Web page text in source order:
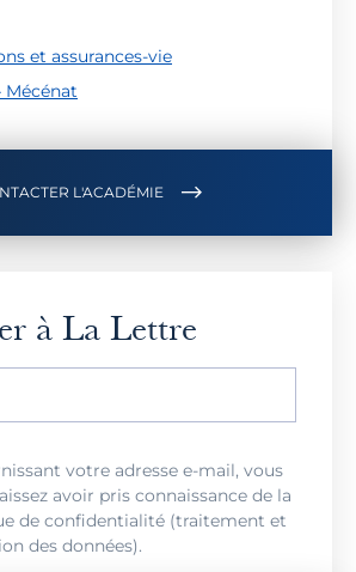
et assurances-vie
Mécénat
L'ACADÉMIE
à La Lettre
votre adresse e-mail, vous
avoir pris connaissance de la
de confidentialité (traitement et
des données).